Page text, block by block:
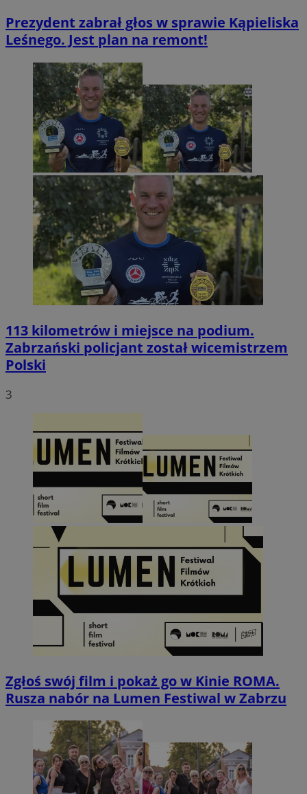
Prezydent zabrał głos w sprawie Kąpieliska
Leśnego. Jest plan na remont!
113 kilometrów i miejsce na podium.
Zabrzański policjant został wicemistrzem
Polski
3
Zgłoś swój film i pokaż go w Kinie ROMA.
Rusza nabór na Lumen Festiwal w Zabrzu